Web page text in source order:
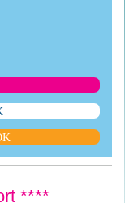
****